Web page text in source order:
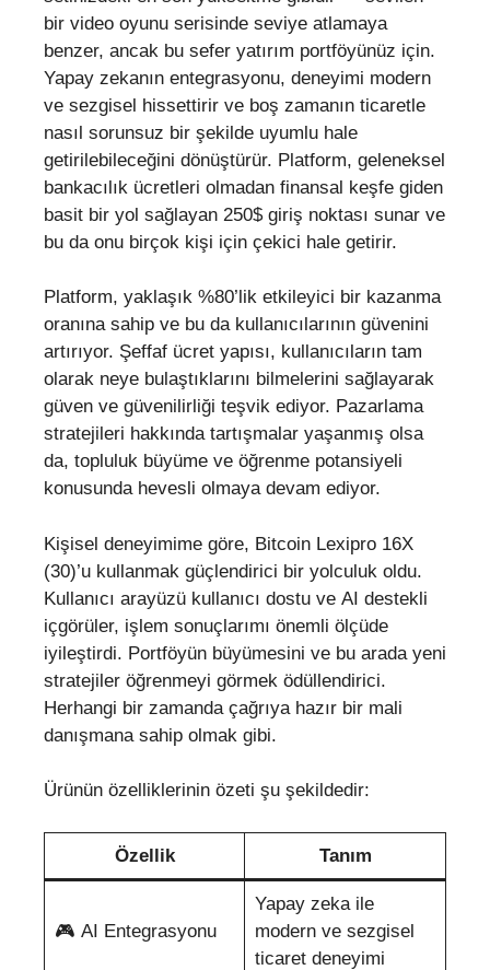
bir video oyunu serisinde seviye atlamaya
benzer, ancak bu sefer yatırım portföyünüz için.
Yapay zekanın entegrasyonu, deneyimi modern
ve sezgisel hissettirir ve boş zamanın ticaretle
nasıl sorunsuz bir şekilde uyumlu hale
getirilebileceğini dönüştürür. Platform, geleneksel
bankacılık ücretleri olmadan finansal keşfe giden
basit bir yol sağlayan 250$ giriş noktası sunar ve
bu da onu birçok kişi için çekici hale getirir.
Platform, yaklaşık %80’lik etkileyici bir kazanma
oranına sahip ve bu da kullanıcılarının güvenini
artırıyor. Şeffaf ücret yapısı, kullanıcıların tam
olarak neye bulaştıklarını bilmelerini sağlayarak
güven ve güvenilirliği teşvik ediyor. Pazarlama
stratejileri hakkında tartışmalar yaşanmış olsa
da, topluluk büyüme ve öğrenme potansiyeli
konusunda hevesli olmaya devam ediyor.
Kişisel deneyimime göre, Bitcoin Lexipro 16X
(30)’u kullanmak güçlendirici bir yolculuk oldu.
Kullanıcı arayüzü kullanıcı dostu ve AI destekli
içgörüler, işlem sonuçlarımı önemli ölçüde
iyileştirdi. Portföyün büyümesini ve bu arada yeni
stratejiler öğrenmeyi görmek ödüllendirici.
Herhangi bir zamanda çağrıya hazır bir mali
danışmana sahip olmak gibi.
Ürünün özelliklerinin özeti şu şekildedir:
Özellik Tanım
🎮 AI Entegrasyonu
Yapay zeka ile
modern ve sezgisel
ticaret deneyimi